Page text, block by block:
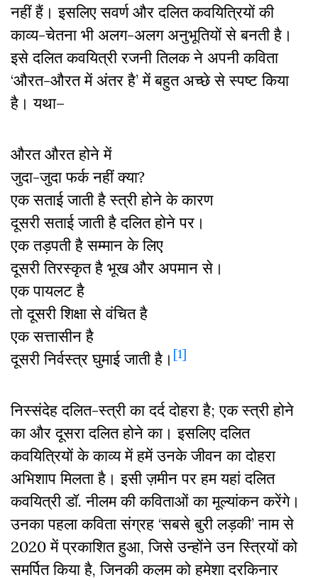
नहीं हैं। इसलिए सवर्ण और दलित कवयित्रियों की
काव्य-चेतना भी अलग-अलग अनुभूतियों से बनती है।
इसे दलित कवयित्री रजनी तिलक ने अपनी कविता
‘औरत-औरत में अंतर है’ में बहुत अच्छे से स्पष्ट किया
है। यथा–
औरत औरत होने में
जुदा-जुदा फर्क नहीं क्या?
एक सताई जाती है स्त्री होने के कारण
दूसरी सताई जाती है दलित होने पर।
एक तड़पती है सम्मान के लिए
दूसरी तिरस्कृत है भूख और अपमान से।
एक पायलट है
तो दूसरी शिक्षा से वंचित है
एक सत्तासीन है
दूसरी निर्वस्त्र घुमाई जाती है। [1]
निस्संदेह दलित-स्त्री का दर्द दोहरा है; एक स्त्री होने
का और दूसरा दलित होने का। इसलिए दलित
कवयित्रियों के काव्य में हमें उनके जीवन का दोहरा
अभिशाप मिलता है। इसी ज़मीन पर हम यहां दलित
कवयित्री डॉ. नीलम की कविताओं का मूल्यांकन करेंगे।
उनका पहला कविता संग्रह ‘सबसे बुरी लड़की’ नाम से
2020 में प्रकाशित हुआ, जिसे उन्होंने उन स्त्रियों को
समर्पित किया है, जिनकी कलम को हमेशा दरकिनार